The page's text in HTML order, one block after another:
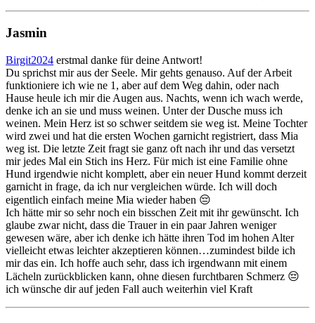
Jasmin
Birgit2024 erstmal danke für deine Antwort!
Du sprichst mir aus der Seele. Mir gehts genauso. Auf der Arbeit
funktioniere ich wie ne 1, aber auf dem Weg dahin, oder nach
Hause heule ich mir die Augen aus. Nachts, wenn ich wach werde,
denke ich an sie und muss weinen. Unter der Dusche muss ich
weinen. Mein Herz ist so schwer seitdem sie weg ist. Meine Tochter
wird zwei und hat die ersten Wochen garnicht registriert, dass Mia
weg ist. Die letzte Zeit fragt sie ganz oft nach ihr und das versetzt
mir jedes Mal ein Stich ins Herz. Für mich ist eine Familie ohne
Hund irgendwie nicht komplett, aber ein neuer Hund kommt derzeit
garnicht in frage, da ich nur vergleichen würde. Ich will doch
eigentlich einfach meine Mia wieder haben 😔
Ich hätte mir so sehr noch ein bisschen Zeit mit ihr gewünscht. Ich
glaube zwar nicht, dass die Trauer in ein paar Jahren weniger
gewesen wäre, aber ich denke ich hätte ihren Tod im hohen Alter
vielleicht etwas leichter akzeptieren können…zumindest bilde ich
mir das ein. Ich hoffe auch sehr, dass ich irgendwann mit einem
Lächeln zurückblicken kann, ohne diesen furchtbaren Schmerz 😔
ich wünsche dir auf jeden Fall auch weiterhin viel Kraft